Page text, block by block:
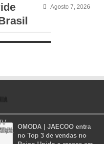
Agosto 7, 2026
OMODA | JAECOO entra
no Top 3 de vendas no